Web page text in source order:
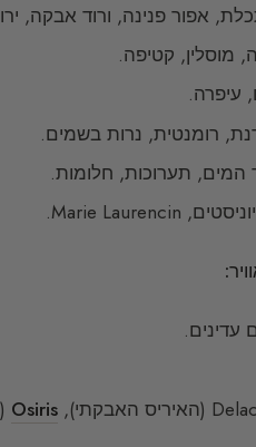
אפור פנינה, ורוד אבקה,
מוסלין, קטיפה.
עיפרה.
רומנטית, נרות בשמים.
המים, תערוכות, חלומות.
עדינים.
(האיריס האבקתי), Osiris